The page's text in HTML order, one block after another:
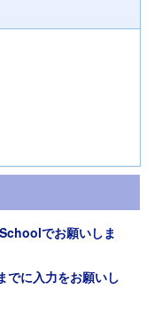
でお願いしま
でに入力をお願いし